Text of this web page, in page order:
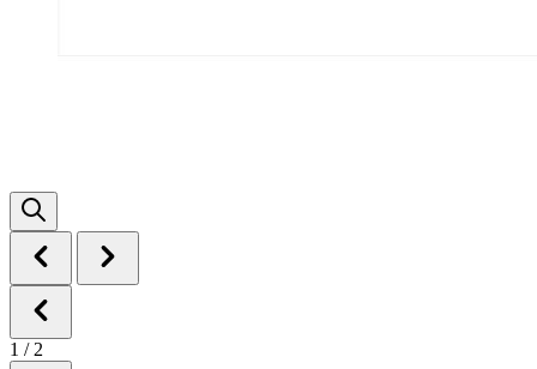
1 / 2